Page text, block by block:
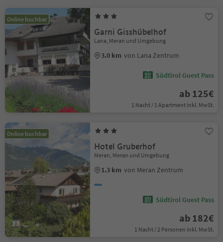
Online buchbar
Garni Gisshübelhof
Lana, Meran und Umgebung
3.0 km von Lana Zentrum
Südtirol Guest Pass
ab 125€
1 Nacht / 1 Apartment Inkl. MwSt.
Online buchbar
Hotel Gruberhof
Meran, Meran und Umgebung
1.3 km von Meran Zentrum
Südtirol Guest Pass
ab 182€
1 Nacht / 2 Personen Inkl. MwSt.